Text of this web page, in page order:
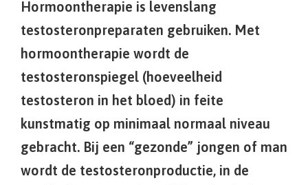
Hormoontherapie is levenslang
testosteronpreparaten gebruiken. Met
hormoontherapie wordt de
testosteronspiegel (hoeveelheid
testosteron in het bloed) in feite
kunstmatig op minimaal normaal niveau
gebracht. Bij een “gezonde” jongen of man
wordt de testosteronproductie, in de